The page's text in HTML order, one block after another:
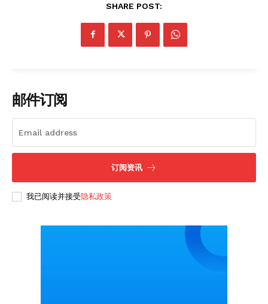
SHARE POST:
邮件订阅
订阅资讯
我已阅读并接受隐私政策